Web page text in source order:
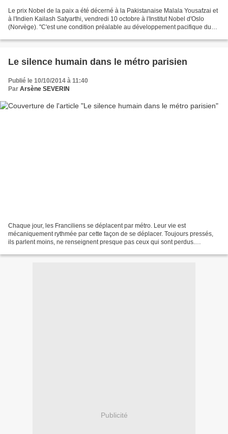
Le prix Nobel de la paix a été décerné à la Pakistanaise Malala Yousafzai et
à l'Indien Kailash Satyarthi, vendredi 10 octobre à l'Institut Nobel d'Oslo
(Norvège). "C'est une condition préalable au développement pacifique du
Le silence humain dans le métro parisien
Publié le 10/10/2014 à 11:40
Par Arsène SEVERIN
Chaque jour, les Franciliens se déplacent par métro. Leur vie est
mécaniquement rythmée par cette façon de se déplacer. Toujours pressés,
ils parlent moins, ne renseignent presque pas ceux qui sont perdus.
Publicité